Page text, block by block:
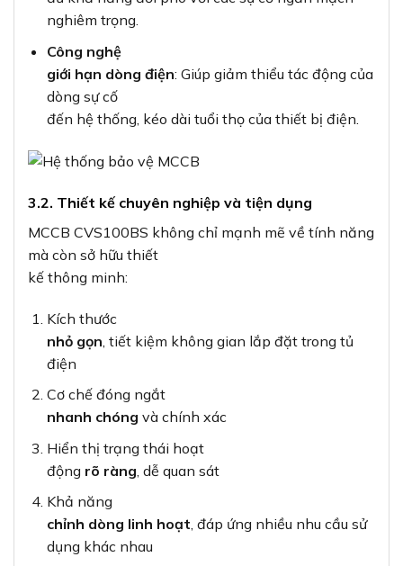
nghiêm trọng.
Công nghệ
giới hạn dòng điện: Giúp giảm thiểu tác động của
dòng sự cố
đến hệ thống, kéo dài tuổi thọ của thiết bị điện.
3.2. Thiết kế chuyên nghiệp và tiện dụng
MCCB CVS100BS không chỉ mạnh mẽ về tính năng
mà còn sở hữu thiết
kế thông minh:
Kích thước
nhỏ gọn , tiết kiệm không gian lắp đặt trong tủ
điện
Cơ chế đóng ngắt
nhanh chóng và chính xác
Hiển thị trạng thái hoạt
động rõ ràng , dễ quan sát
Khả năng
chỉnh dòng linh hoạt, đáp ứng nhiều nhu cầu sử
dụng khác nhau